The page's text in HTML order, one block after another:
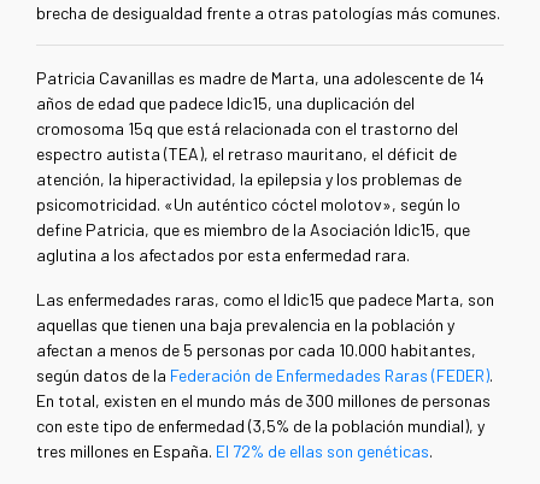
brecha de desigualdad frente a otras patologías más comunes.
Patricia Cavanillas es madre de Marta, una adolescente de 14
años de edad que padece Idic15, una duplicación del
cromosoma 15q que está relacionada con el trastorno del
espectro autista (TEA), el retraso mauritano, el déficit de
atención, la hiperactividad, la epilepsia y los problemas de
psicomotricidad. «Un auténtico cóctel molotov», según lo
define Patricia, que es miembro de la Asociación Idic15, que
aglutina a los afectados por esta enfermedad rara.
Las enfermedades raras, como el Idic15 que padece Marta, son
aquellas que tienen una baja prevalencia en la población y
afectan a menos de 5 personas por cada 10.000 habitantes,
según datos de la Federación de Enfermedades Raras (FEDER).
En total, existen en el mundo más de 300 millones de personas
con este tipo de enfermedad (3,5% de la población mundial), y
tres millones en España. El 72% de ellas son genéticas.